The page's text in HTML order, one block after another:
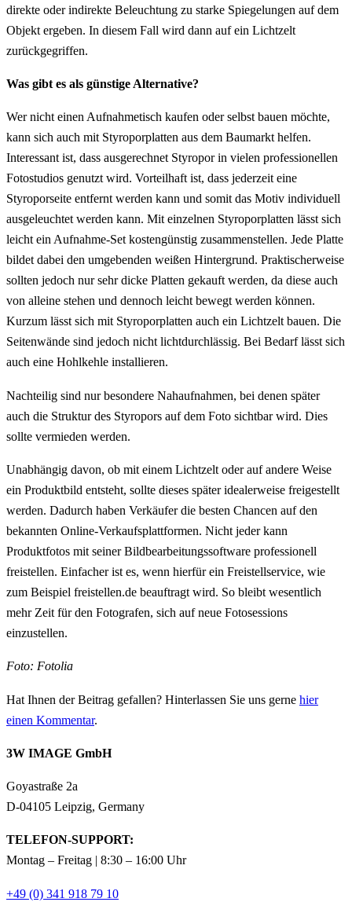
direkte oder indirekte Beleuchtung zu starke Spiegelungen auf dem
Objekt ergeben. In diesem Fall wird dann auf ein Lichtzelt
zurückgegriffen.
Was gibt es als günstige Alternative?
Wer nicht einen Aufnahmetisch kaufen oder selbst bauen möchte,
kann sich auch mit Styroporplatten aus dem Baumarkt helfen.
Interessant ist, dass ausgerechnet Styropor in vielen professionellen
Fotostudios genutzt wird. Vorteilhaft ist, dass jederzeit eine
Styroporseite entfernt werden kann und somit das Motiv individuell
ausgeleuchtet werden kann. Mit einzelnen Styroporplatten lässt sich
leicht ein Aufnahme-Set kostengünstig zusammenstellen. Jede Platte
bildet dabei den umgebenden weißen Hintergrund. Praktischerweise
sollten jedoch nur sehr dicke Platten gekauft werden, da diese auch
von alleine stehen und dennoch leicht bewegt werden können.
Kurzum lässt sich mit Styroporplatten auch ein Lichtzelt bauen. Die
Seitenwände sind jedoch nicht lichtdurchlässig. Bei Bedarf lässt sich
auch eine Hohlkehle installieren.
Nachteilig sind nur besondere Nahaufnahmen, bei denen später
auch die Struktur des Styropors auf dem Foto sichtbar wird. Dies
sollte vermieden werden.
Unabhängig davon, ob mit einem Lichtzelt oder auf andere Weise
ein Produktbild entsteht, sollte dieses später idealerweise freigestellt
werden. Dadurch haben Verkäufer die besten Chancen auf den
bekannten Online-Verkaufsplattformen. Nicht jeder kann
Produktfotos mit seiner Bildbearbeitungssoftware professionell
freistellen. Einfacher ist es, wenn hierfür ein Freistellservice, wie
zum Beispiel freistellen.de beauftragt wird. So bleibt wesentlich
mehr Zeit für den Fotografen, sich auf neue Fotosessions
einzustellen.
Foto: Fotolia
Hat Ihnen der Beitrag gefallen? Hinterlassen Sie uns gerne hier
einen Kommentar.
3W IMAGE GmbH
Goyastraße 2a
D-04105 Leipzig, Germany
TELEFON-SUPPORT:
Montag – Freitag | 8:30 – 16:00 Uhr
+49 (0) 341 918 79 10